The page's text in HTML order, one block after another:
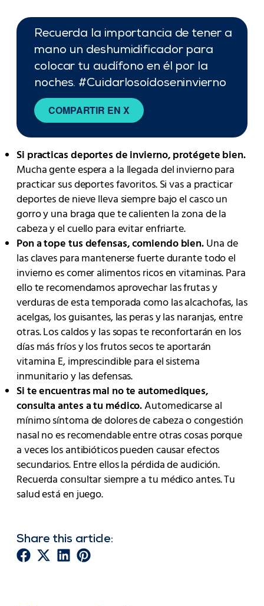
Recuerda la importancia de tener a
mano un deshumidificador para
colocar tu audífono en él por la
noches. #Cuidarlosoídoseninvierno
COMPARTIR EN X
Si practicas deportes de invierno, protégete bien.
Mucha gente espera a la llegada del invierno para
practicar sus deportes favoritos. Si vas a practicar
deportes de nieve lleva siempre bajo el casco un
gorro y una braga que te calienten la zona de la
cabeza y el cuello para evitar enfriarte.
Pon a tope tus defensas, comiendo bien.Una de
las claves para mantenerse fuerte durante todo el
invierno es comer alimentos ricos en vitaminas. Para
ello te recomendamos aprovechar las frutas y
verduras de esta temporada como las alcachofas, las
acelgas, los guisantes, las peras y las naranjas, entre
otras. Los caldos y las sopas te reconfortarán en los
días más fríos y los frutos secos te aportarán
vitamina E, imprescindible para el sistema
inmunitario y las defensas.
Si te encuentras mal no te automediques,
consulta antes a tu médico.Automedicarse al
mínimo síntoma de dolores de cabeza o congestión
nasal no es recomendable entre otras cosas porque
a veces los antibióticos pueden causar efectos
secundarios. Entre ellos la pérdida de audición.
Recuerda consultar siempre a tu médico antes. Tu
salud está en juego.
Share this article: